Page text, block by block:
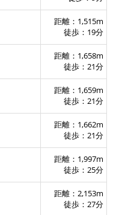
距離：1,515m
徒歩：19分
距離：1,658m
徒歩：21分
距離：1,659m
徒歩：21分
距離：1,662m
徒歩：21分
距離：1,997m
徒歩：25分
距離：2,153m
徒歩：27分